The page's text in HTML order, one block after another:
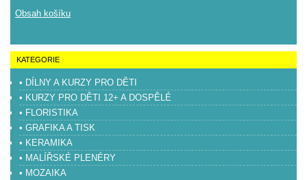
Obsah košíku
KATEGORIE
• DÍLNY A KURZY PRO DĚTI
• KURZY PRO DĚTI 12+ A DOSPĚLÉ
• FLORISTIKA
• GRAFIKA A TISK
• KERAMIKA
• MALÍŘSKÉ PLENÉRY
• MOZAIKA